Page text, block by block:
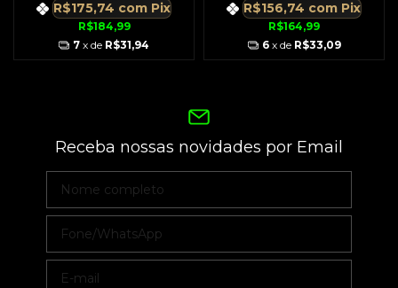
R$184,99
R$175,74 com Pix
7 x de R$31,94
R$164,99
R$156,74 com Pix
6 x de R$33,09
Receba nossas novidades por Email